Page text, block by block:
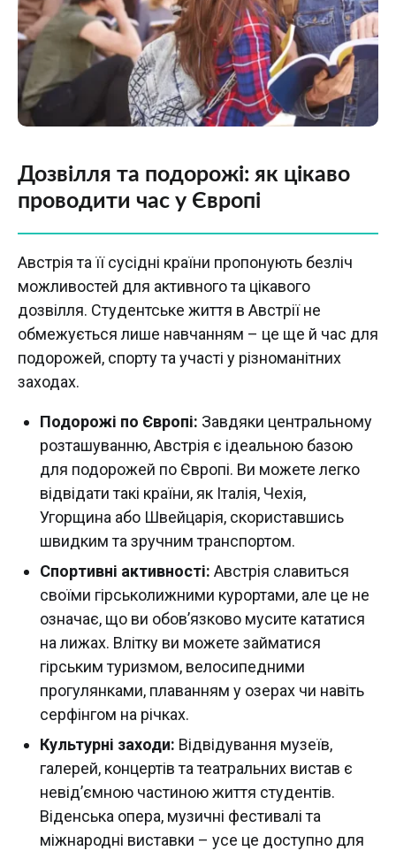
Дозвілля та подорожі: як цікаво
проводити час у Європі
Австрія та її сусідні країни пропонують безліч
можливостей для активного та цікавого
дозвілля. Студентське життя в Австрії не
обмежується лише навчанням – це ще й час для
подорожей, спорту та участі у різноманітних
заходах.
Подорожі по Європі: Завдяки центральному
розташуванню, Австрія є ідеальною базою
для подорожей по Європі. Ви можете легко
відвідати такі країни, як Італія, Чехія,
Угорщина або Швейцарія, скориставшись
швидким та зручним транспортом.
Спортивні активності: Австрія славиться
своїми гірськолижними курортами, але це не
означає, що ви обов’язково мусите кататися
на лижах. Влітку ви можете займатися
гірським туризмом, велосипедними
прогулянками, плаванням у озерах чи навіть
серфінгом на річках.
Культурні заходи: Відвідування музеїв,
галерей, концертів та театральних вистав є
невід’ємною частиною життя студентів.
Віденська опера, музичні фестивалі та
міжнародні виставки – усе це доступно для